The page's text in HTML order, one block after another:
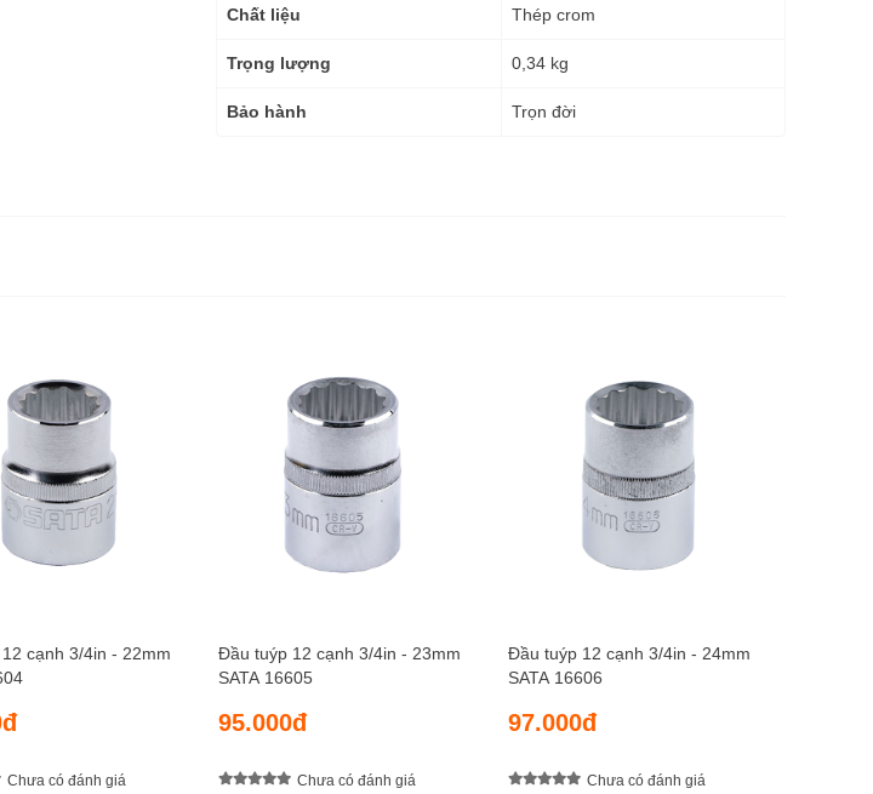
Chất liệu Thép crom
Trọng lượng 0,34 kg
Bảo hành Trọn đời
cạnh 3/4in - 22mm
Chưa có đánh giá
Đầu tuýp 12 cạnh 3/4in - 23mm
SATA 16605
95.000đ
Chưa có đánh giá
Đầu tuýp 12 cạnh 3/4in - 24mm
SATA 16606
97.000đ
Chưa có đánh giá